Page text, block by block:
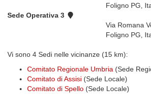
Foligno PG,
Sede Operativa 3
Via Romana
Foligno PG,
Vi sono 4 Sedi nelle vicinanze (15 km):
Comitato Regionale Umbria (Sede
Comitato di Assisi (Sede Locale)
Comitato di Spello (Sede Locale)